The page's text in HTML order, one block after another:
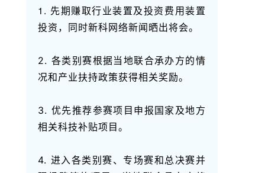
1. 先期赚取行业装置及投资费用装置
投资，同时新科网络新闻晒出将会。
2. 各类别赛根据当地联合承办方的情
况和产业扶持政策获得相关奖励。
3. 优先推荐参赛项目申报国家及地方
相关科技补贴项目。
4. 进入各类别赛、专场赛和总决赛并